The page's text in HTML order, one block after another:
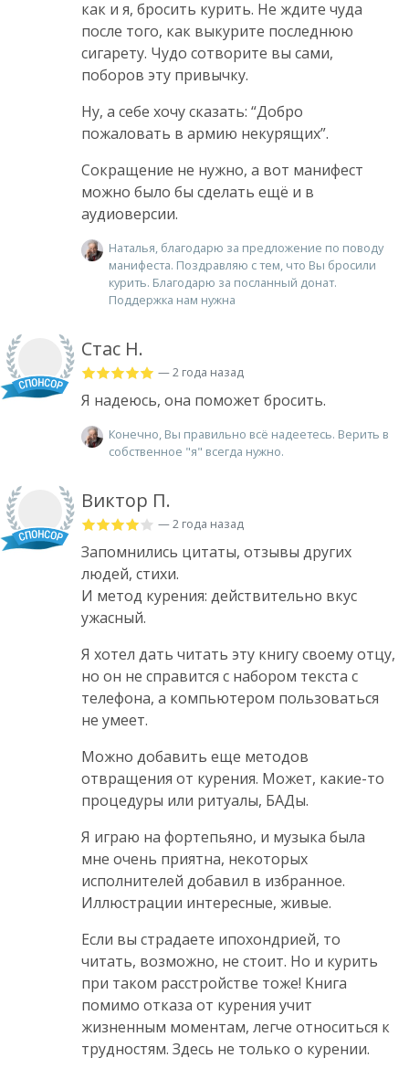
как и я, бросить курить. Не ждите чуда
после того, как выкурите последнюю
сигарету. Чудо сотворите вы сами,
поборов эту привычку.
Ну, а себе хочу сказать: “Добро
пожаловать в армию некурящих”.
Сокращение не нужно, а вот манифест
можно было бы сделать ещё и в
аудиоверсии.
Наталья, благодарю за предложение по поводу
манифеста. Поздравляю с тем, что Вы бросили
курить. Благодарю за посланный донат.
Поддержка нам нужна
Стас Н.
— 2 года назад
Я надеюсь, она поможет бросить.
Конечно, Вы правильно всё надеетесь. Верить в
собственное "я" всегда нужно.
Виктор П.
— 2 года назад
Запомнились цитаты, отзывы других
людей, стихи.
И метод курения: действительно вкус
ужасный.
Я хотел дать читать эту книгу своему отцу,
но он не справится с набором текста с
телефона, а компьютером пользоваться
не умеет.
Можно добавить еще методов
отвращения от курения. Может, какие-то
процедуры или ритуалы, БАДы.
Я играю на фортепьяно, и музыка была
мне очень приятна, некоторых
исполнителей добавил в избранное.
Иллюстрации интересные, живые.
Если вы страдаете ипохондрией, то
читать, возможно, не стоит. Но и курить
при таком расстройстве тоже! Книга
помимо отказа от курения учит
жизненным моментам, легче относиться к
трудностям. Здесь не только о курении.